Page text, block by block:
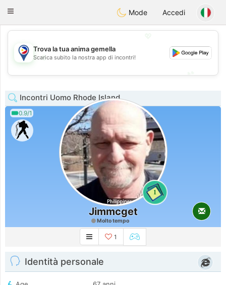
PhilippinesChat
Toggle
Mode Accedi
💖
💕
Trova la tua anima gemella
Scarica subito la nostra app di incontri!
Incontri Uomo Rhode Island
0.9/1
1
Jimmcget
Molto tempo
1
Identità personale